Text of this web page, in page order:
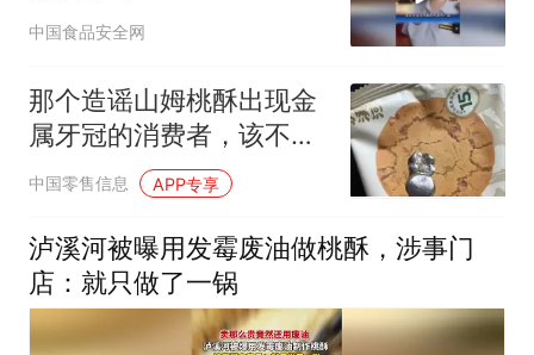
中国食品安全网
那个造谣山姆桃酥出现金
属牙冠的消费者，该不该
追究责任？
中国零售信息 APP专享
泸溪河被曝用发霉废油做桃酥，涉事门
店：就只做了一锅